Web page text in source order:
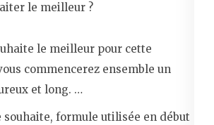
le meilleur ?
le meilleur pour cette
commencerez ensemble un
et long. …
souhaite, formule utilisée en début